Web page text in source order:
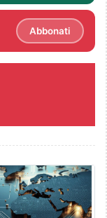
Abbonati